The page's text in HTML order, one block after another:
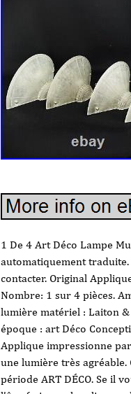
1 De 4 Art Déco Lampe
automatiquement traduite.
contacter. Original
Nombre: 1 sur 4 pièces.
lumière matériel : Laiton
époque : art Déco
Applique impressionne
une lumière très agréable.
période ART DÉCO. Se il